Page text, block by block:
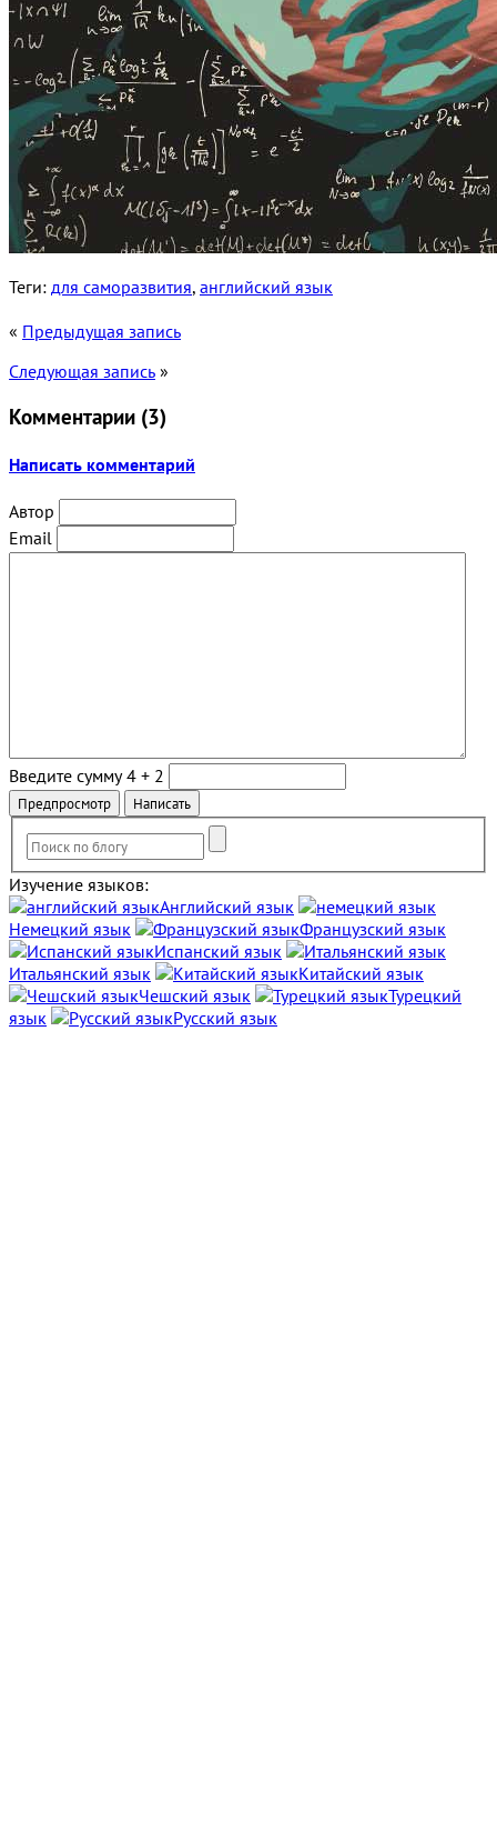
Теги: для саморазвития, английский язык
« Предыдущая запись
Следующая запись »
Комментарии (3)
Написать комментарий
Автор
Email
Введите сумму 4 + 2
Изучение языков:
Английский язык
Немецкий язык
Французский язык
Испанский язык
Итальянский язык
Китайский язык
Чешский язык
Турецкий
язык
Русский язык